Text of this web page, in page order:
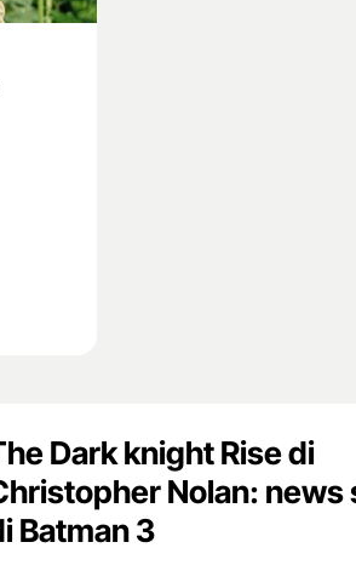
Dark knight Rise di
Nolan: news
Batman 3